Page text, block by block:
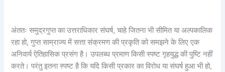
अंततः समुद्रगुप्त का उत्तराधिकार संघर्ष, चाहे जितना भी सीमित या अल्पकालिक
रहा हो, गुप्त साम्राज्य में सत्ता संक्रमण की प्रकृति को समझने के लिए एक
अनिवार्य ऐतिहासिक प्रसंग है। उपलब्ध प्रमाण किसी स्पष्ट गृहयुद्ध की पुष्टि नहीं
करते। परंतु इतना स्पष्ट है कि यदि किसी प्रकार का विरोध या संघर्ष हुआ भी हो,